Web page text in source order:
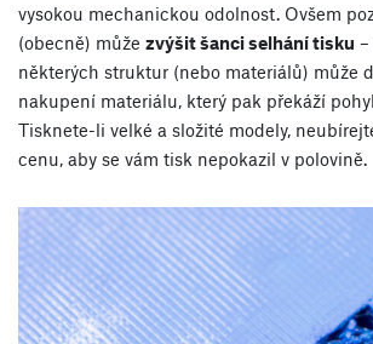
vysokou mechanickou odolnost. Ovšem
(obecně) může zvýšit šanci selhání tisku
některých struktur (nebo materiálů) může
nakupení materiálu, který pak překáží
Tisknete-li velké a složité modely,
cenu, aby se vám tisk nepokazil v polovině.